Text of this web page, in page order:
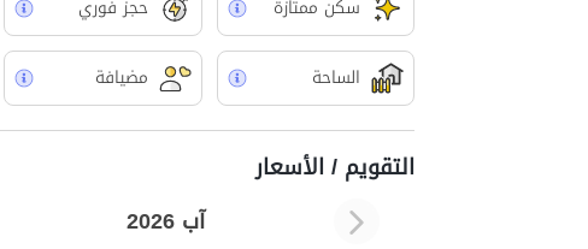
سکن ممتازة حجز فوري
الساحة مضيافة
التقويم / الأسعار
آب 2026